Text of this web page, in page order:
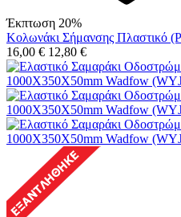
Έκπτωση 20%
Κολωνάκι Σήμανσης Πλαστικό
16,00 € 12,80 €